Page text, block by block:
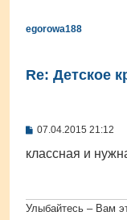
egorowa188
Re: Детское
С
о
н
и
07.04.2015 21:12
классная и
Улыбайтесь – Вам